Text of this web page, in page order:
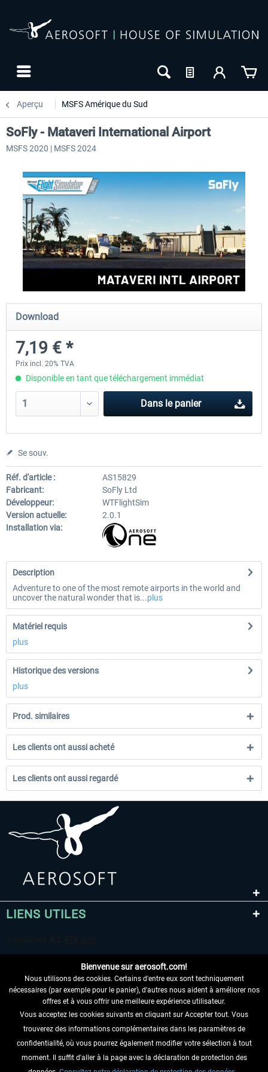
Aperçu MSFS Amérique du Sud
FSDG - Cusco MSFS
18,00 € *
SoFly - Mataveri International Airport
MSFS 2020 | MSFS 2024
Download
7,19 € *
Prix incl. 20% TVA
Disponible en tant que téléchargement immédiat
Dans le panier
Se souv.
Réf. d'article :
AS15829
Fabricant:
SoFly Ltd
Développeur:
WTFlightSim
Version actuelle:
2.0.1
Installation via:
Description
Adventure to one of the most remote airports in the world and
uncover the natural wonder that is...plus
Matériel requis
plus
Historique des versions
plus
Prod. similaires
Les clients ont aussi acheté
Les clients ont aussi regardé
LIENS UTILES
RENONCER AU CONTRAT ICI
INFORMATIONS
Bienvenue sur aerosoft.com!
Nous utilisons des cookies. Certains d'entre eux sont techniquement
nécessaires (par exemple pour le panier), d'autres nous aident à améliorer nos
offres et à vous offrir une meilleure expérience utilisateur.
Vous acceptez les cookies suivants en cliquant sur Accepter tout. Vous
trouverez des informations complémentaires dans les paramètres de
confidentialité, où vous pourrez également modifier votre sélection à tout
moment. Il suffit d'aller à la page avec la déclaration de protection des